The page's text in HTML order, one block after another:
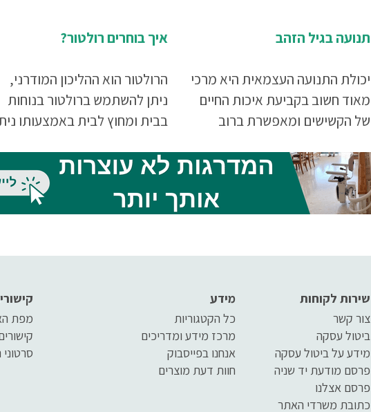
תנועה בגיל הזהב
יכולת התנועה העצמאית היא מרכי
מאוד חשוב בקביעת איכות החיים
של הקשישים ומאפשרת ברוב
תקינה.
איך בוחרים רולטור?
הרולטור הוא ההליכון המודרני,
ניתן להשתמש ברולטור בנוחות
בבית ומחוץ לבית באמצעותו
מפת
מידע
כל הקטגוריות
מרכז מידע ומדריכים
אנחנו בפייסבוק
חוות דעת מוצרים
שירות לקוחות
צור קשר
ביטול עסקה
מידע על ביטול עסקה
פרסם מודעת יד שניה
פרסם אצלנו
כתובת משרדי האתר